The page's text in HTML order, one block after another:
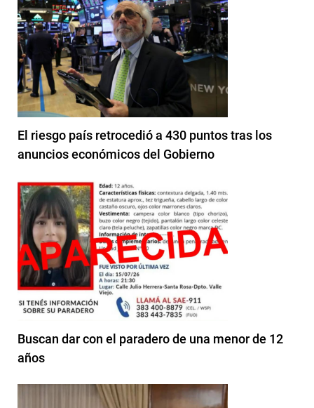
El riesgo país retrocedió a 430 puntos tras los
anuncios económicos del Gobierno
Buscan dar con el paradero de una menor de 12
años